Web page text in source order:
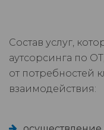
Состав услуг,
аутсорсинга по
от потребностей
взаимодействия: